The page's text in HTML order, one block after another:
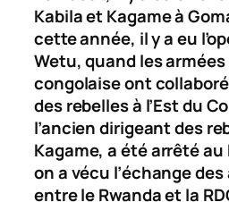
Kabila et Kagame à
cette année, il y a eu
Wetu, quand les
congolaise ont
des rebelles à l’Est du
l’ancien dirigeant des
Kagame, a été arrêté au
on a vécu l’échange
entre le Rwanda et la